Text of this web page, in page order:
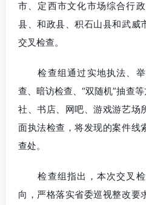
市、定西市文化市场综合行
县、和政县、积石山县和武威
交叉检查。
检查组通过实地执法、举
查、暗访检查、“双随机”抽查
社、书店、网吧、游戏游艺场
面执法检查，将发现的案件线
查处。
检查组指出，本次交叉检
向，严格落实省委巡视整改要